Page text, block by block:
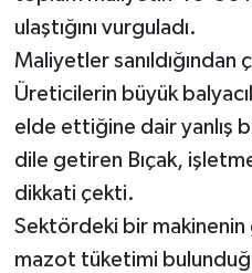
ulaştığını vurguladı.
Maliyetler sanıldığından
Üreticilerin büyük
elde ettiğine dair yanlış
dile getiren Bıçak,
dikkati çekti.
Sektördeki bir
mazot tüketimi